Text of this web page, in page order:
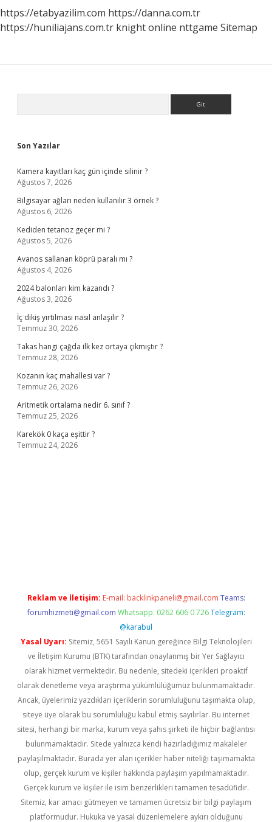
https://etabyazilim.com https://danna.com.tr
https://huniliajans.com.tr knight online nttgame Sitemap
Son Yazılar
Kamera kayıtları kaç gün içinde silinir ?
Ağustos 7, 2026
Bilgisayar ağları neden kullanılır 3 örnek ?
Ağustos 6, 2026
Kediden tetanoz geçer mi ?
Ağustos 5, 2026
Avanos sallanan köprü paralı mı ?
Ağustos 4, 2026
2024 balonları kim kazandı ?
Ağustos 3, 2026
İç dikiş yırtılması nasıl anlaşılır ?
Temmuz 30, 2026
Takas hangi çağda ilk kez ortaya çıkmıştır ?
Temmuz 28, 2026
Kozanın kaç mahallesi var ?
Temmuz 26, 2026
Aritmetik ortalama nedir 6. sınıf ?
Temmuz 25, 2026
Karekök 0 kaça eşittir ?
Temmuz 24, 2026
Reklam ve İletişim: E-mail: backlinkpaneli@gmail.com Teams:
forumhizmeti@gmail.com Whatsapp: 0262 606 0 726 Telegram:
@karabul
Yasal Uyarı: Sitemiz, 5651 Sayılı Kanun gereğince Bilgi Teknolojileri
ve İletişim Kurumu (BTK) tarafından onaylanmış bir Yer Sağlayıcı
olarak hizmet vermektedir. Bu nedenle, sitedeki içerikleri proaktif
olarak denetleme veya araştırma yükümlülüğümüz bulunmamaktadır.
Ancak, üyelerimiz yazdıkları içeriklerin sorumluluğunu taşımakta olup,
siteye üye olarak bu sorumluluğu kabul etmiş sayılırlar. Bu internet
sitesi, herhangi bir marka, kurum veya şahıs şirketi ile hiçbir bağlantısı
bulunmamaktadır. Sitede yalnızca kendi hazırladığımız makaleler
paylaşılmaktadır. Burada yer alan içerikler haber niteliği taşımamakta
olup, gerçek kurum ve kişiler hakkında paylaşım yapılmamaktadır.
Gerçek kurum ve kişiler ile isim benzerlikleri tamamen tesadüfidir.
Sitemiz, kar amacı gütmeyen ve tamamen ücretsiz bir bilgi paylaşım
platformudur. Hukuka ve yasal düzenlemelere aykırı olduğunu